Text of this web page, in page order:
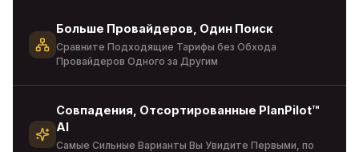
Больше Провайдеров, Один Поиск
Сравните Подходящие Тарифы без Обхода
Провайдеров Одного за Другим
Совпадения, Отсортированные PlanPilot™
AI
Самые Сильные Варианты Вы Увидите Первыми, по